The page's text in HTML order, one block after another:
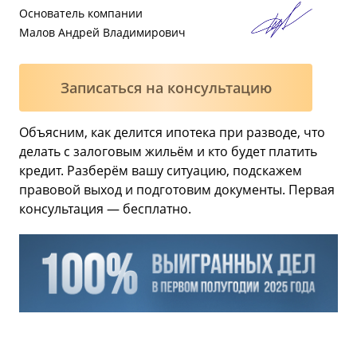
Основатель компании
Малов Андрей Владимирович
Записаться на консультацию
Объясним, как делится ипотека при разводе, что
делать с залоговым жильём и кто будет платить
кредит. Разберём вашу ситуацию, подскажем
правовой выход и подготовим документы. Первая
консультация — бесплатно.